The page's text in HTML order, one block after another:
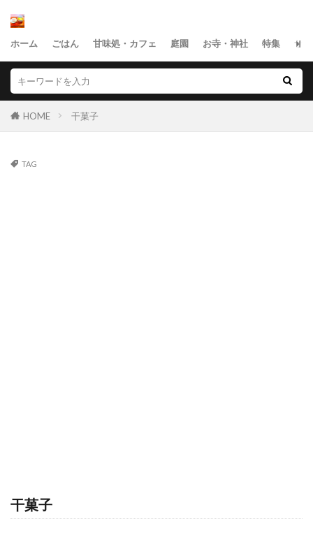
ホーム ごはん 甘味処・カフェ 庭園 お寺・神社 特集 サ
HOME 干菓子
TAG
干菓子